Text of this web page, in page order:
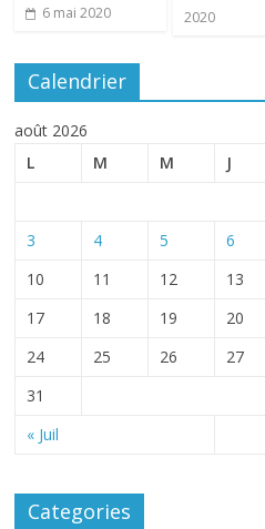
6 mai 2020
2020
Calendrier
août 2026
L
M M J
« Juil
3
4 5 6
10
11 12 13
17
18 19 20
24
25 26 27
31
Categories